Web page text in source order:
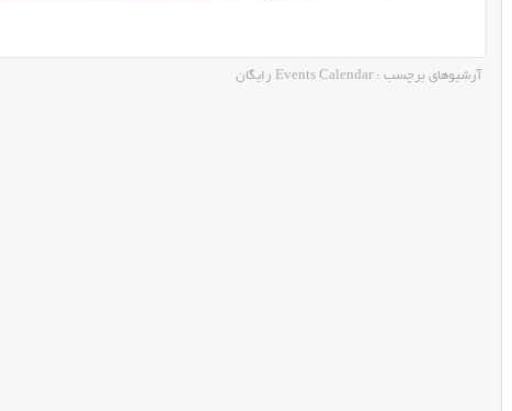
آرشیوهای برچسب : Events Calendar رایگان